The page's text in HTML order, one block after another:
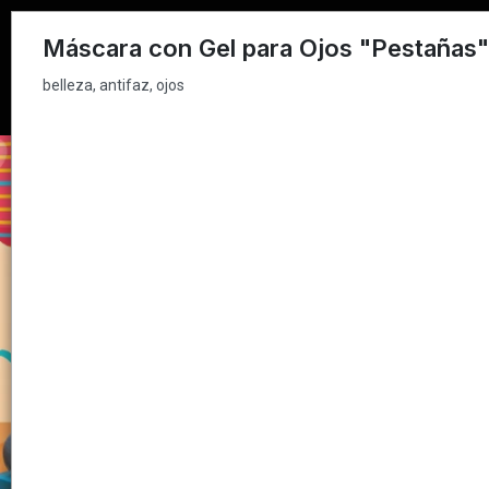
belleza, antifaz, ojos
Máscara con Gel para Ojos "Pestañas"
belleza, antifaz, ojos